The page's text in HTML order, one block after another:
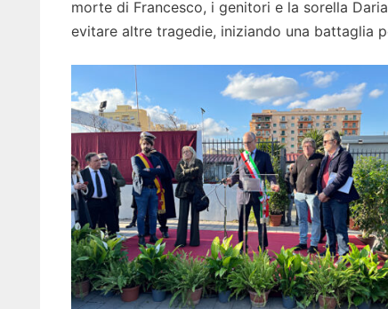
morte di Francesco, i genitori e la sorella
evitare altre tragedie, iniziando una battaglia